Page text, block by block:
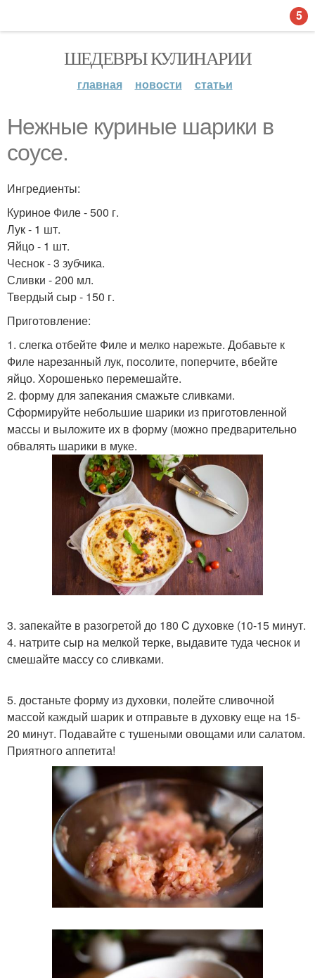
ШЕДЕВРЫ КУЛИНАРИИ
главная новости статьи
Нежные куриные шарики в
соусе.
Ингредиенты:
Куриное Филе - 500 г.
Лук - 1 шт.
Яйцо - 1 шт.
Чеснок - 3 зубчика.
Сливки - 200 мл.
Твердый сыр - 150 г.
Приготовление:
1. слегка отбейте Филе и мелко нарежьте. Добавьте к
Филе нарезанный лук, посолите, поперчите, вбейте
яйцо. Хорошенько перемешайте.
2. форму для запекания смажьте сливками.
Сформируйте небольшие шарики из приготовленной
массы и выложите их в форму (можно предварительно
обвалять шарики в муке.
3. запекайте в разогретой до 180 C духовке (10-15 минут.
4. натрите сыр на мелкой терке, выдавите туда чеснок и
смешайте массу со сливками.
5. достаньте форму из духовки, полейте сливочной
массой каждый шарик и отправьте в духовку еще на 15-
20 минут. Подавайте с тушеными овощами или салатом.
Приятного аппетита!
5